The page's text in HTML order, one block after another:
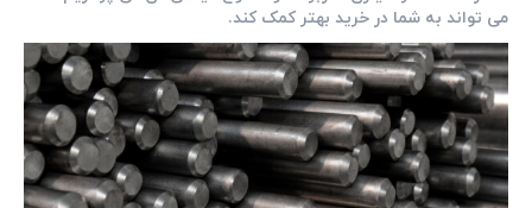
می تواند به شما در خرید بهتر کمک کند.